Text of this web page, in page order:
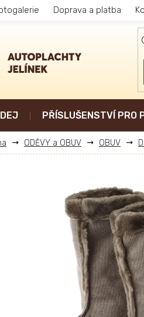
Doprava a platba
PŘÍSLUŠENSTVÍ PRO
ODĚVY a OBUV OBUV